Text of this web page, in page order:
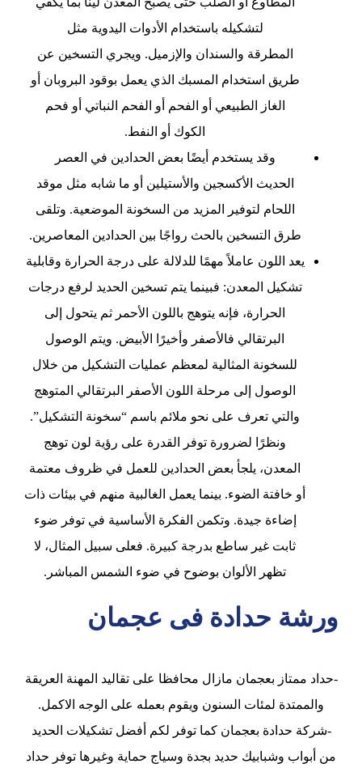
لتشكيله باستخدام الأدوات اليدوية مثل
المطرقة والسندان والإزميل. ويجري التسخين عن
طريق استخدام المسبك الذي يعمل بوقود البروبان أو
الغاز الطبيعي أو الفحم أو الفحم النباتي أو فحم
الكوك أو النفط.
وقد يستخدم أيضًا بعض الحدادين في العصر
الحديث الأكسجين والأستيلين أو ما شابه مثل موقد
اللحام لتوفير المزيد من السخونة الموضعية. وتلقى
طرق التسخين بالحث رواجًا بين الحدادين المعاصرين.
يعد اللون عاملاً مهمًا للدلالة على درجة الحرارة وقابلية
تشكيل المعدن: فبينما يتم تسخين الحديد لرفع درجات
الحرارة، فإنه يتوهج باللون الأحمر ثم يتحول إلى
البرتقالي فالأصفر وأخيرًا الأبيض. ويتم الوصول
للسخونة المثالية لمعظم عمليات التشكيل من خلال
الوصول إلى مرحلة اللون الأصفر البرتقالي المتوهج
والتي تعرف على نحو ملائم باسم “سخونة التشكيل”.
ونظرًا لضرورة توفر القدرة على رؤية لون توهج
المعدن، يلجأ بعض الحدادين للعمل في ظروف معتمة
أو خافتة الضوء. بينما يعمل الغالبية منهم في بيئات ذات
إضاءة جيدة. وتكمن الفكرة الأساسية في توفر ضوء
ثابت غير ساطع بدرجة كبيرة. فعلى سبيل المثال، لا
تظهر الألوان بوضوح في ضوء الشمس المباشر.
ورشة حدادة فى عجمان
-حداد ممتاز بعجمان مازال محافظا على تقاليد المهنة العريقة
والممتدة لمئات السنون ويقوم بعمله على الوجه الاكمل.
-شركة حدادة بعجمان كما توفر لكم أفضل تشكيلات الحديد
من أبواب وشبابيك حديد بجدة وسياج حماية وغيرها توفر حداد